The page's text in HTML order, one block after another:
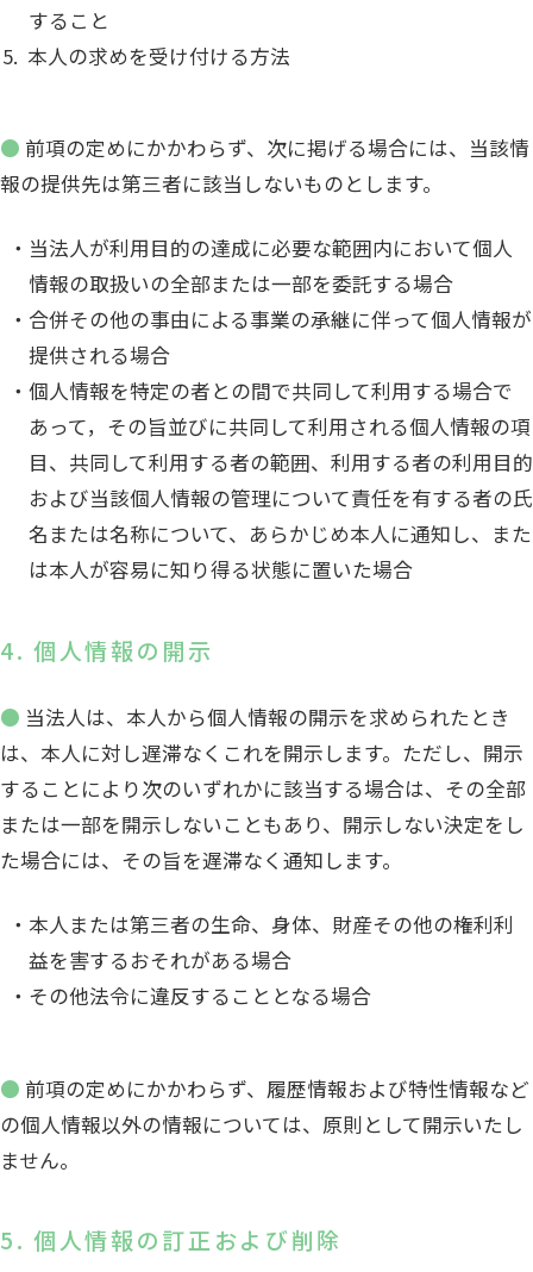
すること
本人の求めを受け付ける方法
● 前項の定めにかかわらず、次に掲げる場合には、当該情
報の提供先は第三者に該当しないものとします。
当法人が利用目的の達成に必要な範囲内において個人
情報の取扱いの全部または一部を委託する場合
合併その他の事由による事業の承継に伴って個人情報が
提供される場合
個人情報を特定の者との間で共同して利用する場合で
あって，その旨並びに共同して利用される個人情報の項
目、共同して利用する者の範囲、利用する者の利用目的
および当該個人情報の管理について責任を有する者の氏
名または名称について、あらかじめ本人に通知し、また
は本人が容易に知り得る状態に置いた場合
4. 個人情報の開示
● 当法人は、本人から個人情報の開示を求められたとき
は、本人に対し遅滞なくこれを開示します。ただし、開示
することにより次のいずれかに該当する場合は、その全部
または一部を開示しないこともあり、開示しない決定をし
た場合には、その旨を遅滞なく通知します。
本人または第三者の生命、身体、財産その他の権利利
益を害するおそれがある場合
その他法令に違反することとなる場合
● 前項の定めにかかわらず、履歴情報および特性情報など
の個人情報以外の情報については、原則として開示いたし
ません。
5. 個人情報の訂正および削除